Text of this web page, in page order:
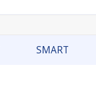
SMART